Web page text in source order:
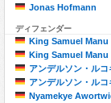
Jonas Hofmann
ディフェンダー
King Samuel Manu
King Samuel Manu
アンデルソン・ルコ
アンデルソン・ルコ
Nyamekye